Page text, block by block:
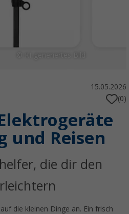
15.05.2026
(0)
und Reisen
die dir den
die kleinen Dinge an. Ein frisch